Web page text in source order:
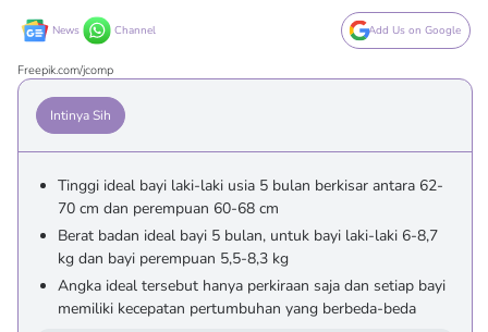
News Channel Add Us on Google
Freepik.com/jcomp
Intinya Sih
Tinggi ideal bayi laki-laki usia 5 bulan berkisar antara 62-
70 cm dan perempuan 60-68 cm
Berat badan ideal bayi 5 bulan, untuk bayi laki-laki 6-8,7
kg dan bayi perempuan 5,5-8,3 kg
Angka ideal tersebut hanya perkiraan saja dan setiap bayi
memiliki kecepatan pertumbuhan yang berbeda-beda